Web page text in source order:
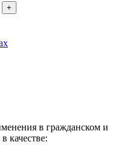
в гражданском и
качестве: